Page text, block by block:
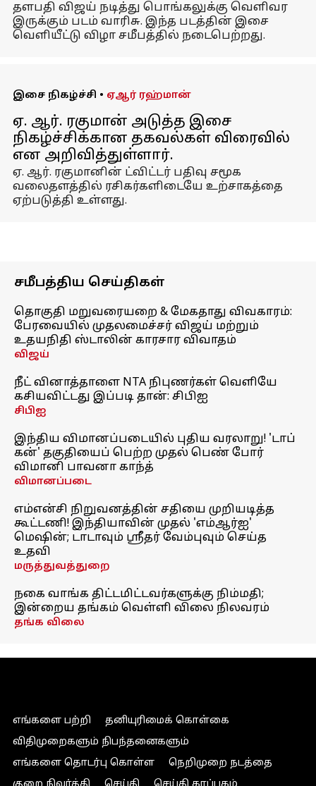
தளபதி விஜய் நடித்து பொங்கலுக்கு வெளிவர
இருக்கும் படம் வாரிசு. இந்த படத்தின் இசை
வெளியீட்டு விழா சமீபத்தில் நடைபெற்றது.
இசை நிகழ்ச்சி • ஏஆர் ரஹ்மான்
ஏ. ஆர். ரகுமான் அடுத்த இசை
நிகழ்ச்சிக்கான தகவல்கள் விரைவில்
என அறிவித்துள்ளார்.
ஏ. ஆர். ரகுமானின் ட்விட்டர் பதிவு சமூக
வலைதளத்தில் ரசிகர்களிடையே உற்சாகத்தை
ஏற்படுத்தி உள்ளது.
சமீபத்திய செய்திகள்
தொகுதி மறுவரையறை & மேகதாது விவகாரம்:
பேரவையில் முதலமைச்சர் விஜய் மற்றும்
உதயநிதி ஸ்டாலின் காரசார விவாதம்
விஜய்
நீட் வினாத்தாளை NTA நிபுணர்கள் வெளியே
கசியவிட்டது இப்படி தான்: சிபிஐ
சிபிஐ
இந்திய விமானப்படையில் புதிய வரலாறு! 'டாப்
கன்' தகுதியைப் பெற்ற முதல் பெண் போர்
விமானி பாவனா காந்த்
விமானப்படை
எம்என்சி நிறுவனத்தின் சதியை முறியடித்த
கூட்டணி! இந்தியாவின் முதல் 'எம்ஆர்ஐ'
மெஷின்; டாடாவும் ஸ்ரீதர் வேம்புவும் செய்த
உதவி
மருத்துவத்துறை
நகை வாங்க திட்டமிட்டவர்களுக்கு நிம்மதி;
இன்றைய தங்கம் வெள்ளி விலை நிலவரம்
தங்க விலை
எங்களை பற்றி
தனியுரிமைக் கொள்கை
விதிமுறைகளும் நிபந்தனைகளும்
எங்களை தொடர்பு கொள்ள
நெறிமுறை நடத்தை